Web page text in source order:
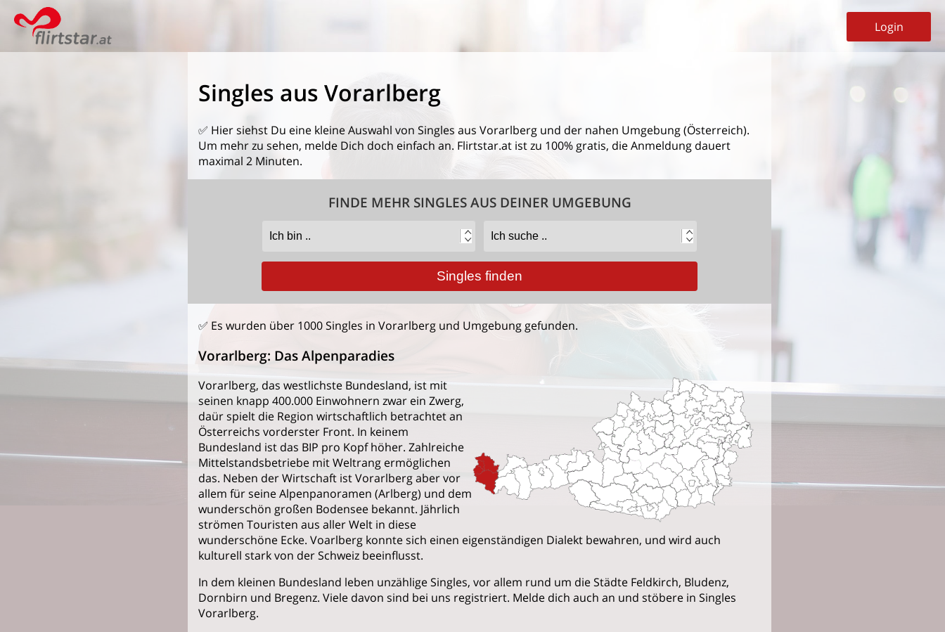
Login
Singles aus Vorarlberg
✅ Hier siehst Du eine kleine Auswahl von Singles aus Vorarlberg und der nahen Umgebung (Österreich).
Um mehr zu sehen, melde Dich doch einfach an. Flirtstar.at ist zu 100% gratis, die Anmeldung dauert
maximal 2 Minuten.
FINDE MEHR SINGLES AUS DEINER UMGEBUNG
✅ Es wurden über 1000 Singles in Vorarlberg und Umgebung gefunden.
Vorarlberg: Das Alpenparadies
Vorarlberg, das westlichste Bundesland, ist mit
seinen knapp 400.000 Einwohnern zwar ein Zwerg,
daür spielt die Region wirtschaftlich betrachtet an
Österreichs vorderster Front. In keinem
Bundesland ist das BIP pro Kopf höher. Zahlreiche
Mittelstandsbetriebe mit Weltrang ermöglichen
das. Neben der Wirtschaft ist Vorarlberg aber vor
allem für seine Alpenpanoramen (Arlberg) und dem
wunderschön großen Bodensee bekannt. Jährlich
strömen Touristen aus aller Welt in diese
wunderschöne Ecke. Voarlberg konnte sich einen eigenständigen Dialekt bewahren, und wird auch
kulturell stark von der Schweiz beeinflusst.
In dem kleinen Bundesland leben unzählige Singles, vor allem rund um die Städte Feldkirch, Bludenz,
Dornbirn und Bregenz. Viele davon sind bei uns registriert. Melde dich auch an und stöbere in Singles
Vorarlberg.